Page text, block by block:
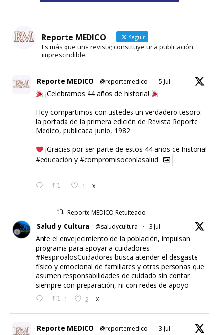
Reporte MEDICO Seguir
Es más que una revista; constituye una publicación
imprescindible.
Reporte MEDICO @reportemedico · 5 Jul
¡Celebramos 44 años de historia!
Hoy compartimos con ustedes un verdadero tesoro:
la portada de la primera edición de Revista Reporte
Médico, publicada junio, 1982
¡Gracias por ser parte de estos 44 años de historia!
#educación y #compromisoconlasalud
1 X
Reporte MEDICO Retuiteado
Salud y Cultura @saludycultura · 3 Jul
Ante el envejecimiento de la población, impulsan
programa para apoyar a cuidadores
#RespiroalosCuidadores busca atender el desgaste
físico y emocional de familiares y otras personas que
asumen responsabilidades de cuidado sin contar
siempre con preparación, ni con redes de apoyo
1 2 X
Reporte MEDICO @reportemedico · 3 Jul